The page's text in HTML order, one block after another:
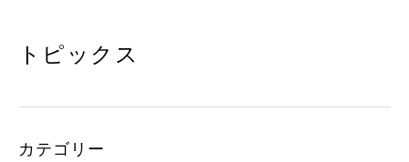
トピックス
カテゴリー